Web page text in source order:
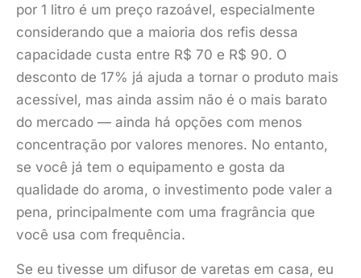
por 1 litro é um preço razoável, especialmente
considerando que a maioria dos refis dessa
capacidade custa entre R$ 70 e R$ 90. O
desconto de 17% já ajuda a tornar o produto mais
acessível, mas ainda assim não é o mais barato
do mercado — ainda há opções com menos
concentração por valores menores. No entanto,
se você já tem o equipamento e gosta da
qualidade do aroma, o investimento pode valer a
pena, principalmente com uma fragrância que
você usa com frequência.
Se eu tivesse um difusor de varetas em casa, eu